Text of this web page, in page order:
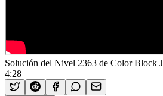
Solución del Nivel 2363 de Color Block
4:28